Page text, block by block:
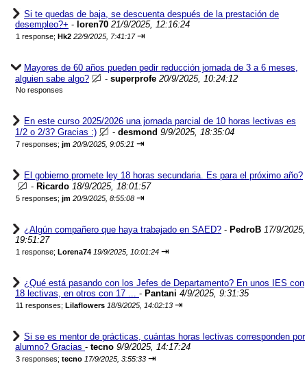
Si te quedas de baja, se descuenta después de la prestación de
desempleo?+ - loren70 21/9/2025, 12:16:24
1 response; Hk2 22/9/2025, 7:41:17 ⇥
Mayores de 60 años pueden pedir reducción jornada de 3 a 6 meses,
alguien sabe algo?
- superprofe 20/9/2025, 10:24:12
No responses
En este curso 2025/2026 una jornada parcial de 10 horas lectivas es
1/2 o 2/3? Gracias :)
- desmond 9/9/2025, 18:35:04
7 responses; jm 20/9/2025, 9:05:21 ⇥
El gobierno promete ley 18 horas secundaria. Es para el próximo año?
- Ricardo 18/9/2025, 18:01:57
5 responses; jm 20/9/2025, 8:55:08 ⇥
¿Algún compañero que haya trabajado en SAED? - PedroB 17/9/2025,
19:51:27
1 response; Lorena74 19/9/2025, 10:01:24 ⇥
¿Qué está pasando con los Jefes de Departamento? En unos IES con
18 lectivas, en otros con 17 ... - Pantani 4/9/2025, 9:31:35
11 responses; Lilaflowers 18/9/2025, 14:02:13 ⇥
Si se es mentor de prácticas, cuántas horas lectivas corresponden por
alumno? Gracias - tecno 9/9/2025, 14:17:24
3 responses; tecno 17/9/2025, 3:55:33 ⇥